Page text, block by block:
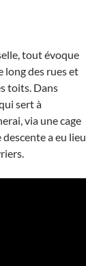
tout évoque
long des rues et
toits. Dans
sert à
via une cage
a eu lieu